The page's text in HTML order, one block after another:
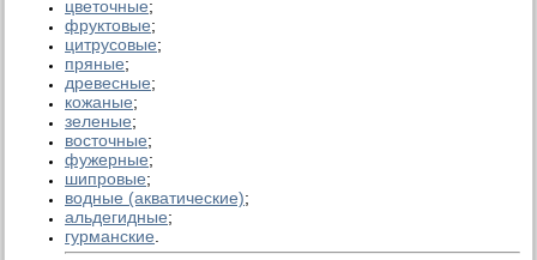
цветочные;
фруктовые;
цитрусовые;
пряные;
древесные;
кожаные;
зеленые;
восточные;
фужерные;
шипровые;
водные (акватические);
альдегидные;
гурманские